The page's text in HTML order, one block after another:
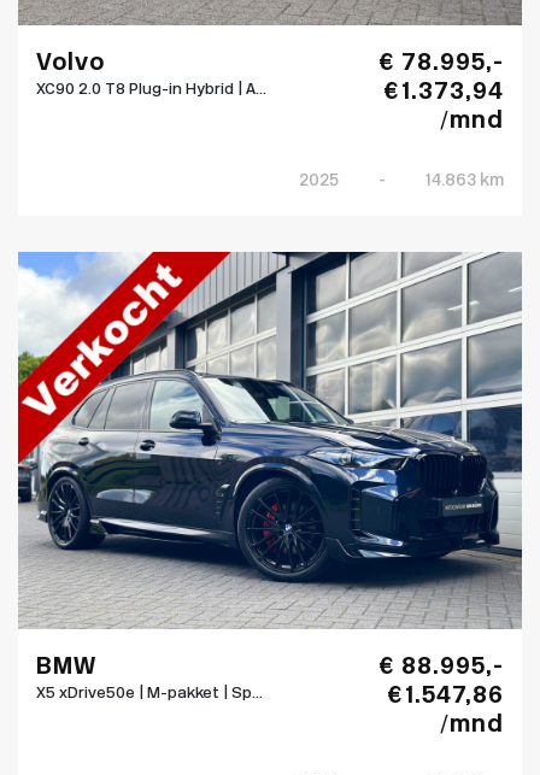
Volvo
XC90 2.0 T8 Plug-in Hybrid | A...
€ 78.995,-
€ 1.373,94
/mnd
2025 - 14.863 km
BMW
X5 xDrive50e | M-pakket | Sp...
€ 88.995,-
€ 1.547,86
/mnd